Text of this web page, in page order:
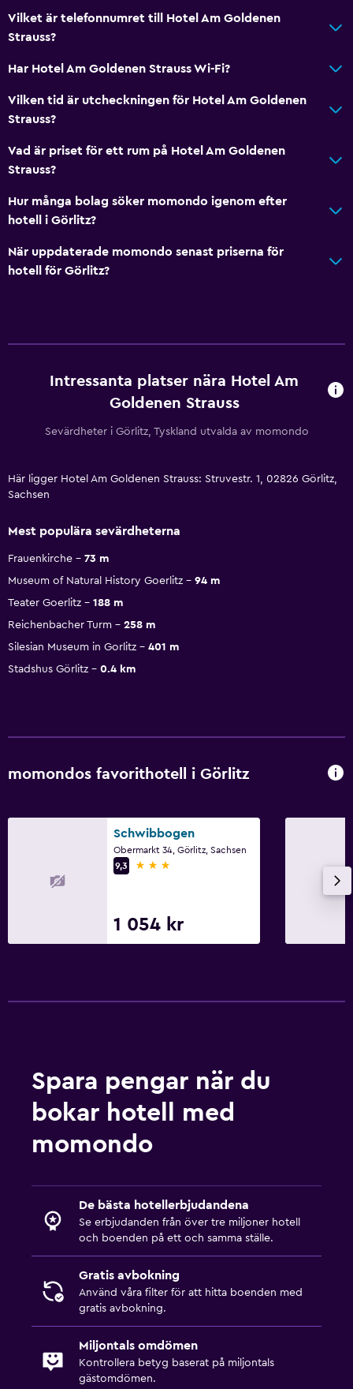
Vilket är telefonnumret till Hotel Am Goldenen
Strauss?
Har Hotel Am Goldenen Strauss Wi-Fi?
Vilken tid är utcheckningen för Hotel Am Goldenen
Strauss?
Vad är priset för ett rum på Hotel Am Goldenen
Strauss?
Hur många bolag söker momondo igenom efter
hotell i Görlitz?
När uppdaterade momondo senast priserna för
hotell för Görlitz?
Intressanta platser nära Hotel Am
Goldenen Strauss
Sevärdheter i Görlitz, Tyskland utvalda av momondo
Här ligger Hotel Am Goldenen Strauss: Struvestr. 1, 02826 Görlitz,
Sachsen
Mest populära sevärdheterna
Frauenkirche
73 m
Museum of Natural History Goerlitz
94 m
Teater Goerlitz
188 m
Reichenbacher Turm
258 m
Silesian Museum in Gorlitz
401 m
Stadshus Görlitz
0.4 km
momondos favorithotell i Görlitz
Schwibbogen
Obermarkt 34, Görlitz, Sachsen
9,3
3 stjärnor
1 054 kr
Spara pengar när du
bokar hotell med
momondo
De bästa hotellerbjudandena
Se erbjudanden från över tre miljoner hotell
och boenden på ett och samma ställe.
Gratis avbokning
Använd våra filter för att hitta boenden med
gratis avbokning.
Miljontals omdömen
Kontrollera betyg baserat på miljontals
gästomdömen.